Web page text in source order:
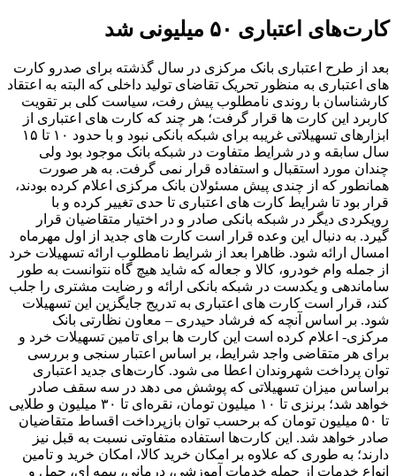
کارت‌های اعتباری ۵۰ میلیونی شد
بعد از طرح اعتباری بانک مرکزی در سال گذشته برای صدرو کارت
های اعتباری به منظور تحریک تقاضای تولید داخلی که البته به اعتقاد
کارشناسان با روندی نامطلوب پیش رفت، سیاست کلی بر تقویت
کاربرد این کارت ها قرار گرفت؛ هر چند که کارت های اعتباری از
ابزارهای تسهیلاتی غریبه برای شبکه بانکی نبود و با حدود ۱۰ تا ۱۵
سال سابقه و در شرایط متفاوت در شبکه بانک موجود بود ولی
چندان مورد استقبال و استفاده قرار نمی گرفت. به هر صورت
همانطور که از چندی پیش مسئولان بانک مرکزی اعلام کرده بودند،
قرار بود تا شرایط کارت های اعتباری تا حدی تغییر کرده و با
رویکردی دیگر در شبکه بانکی صادر و در اختیار متقاضیان قرار
گیرد. به دنبال این وعده قرار است کارت های جدید از اول مهرماه
امسال ارائه شود. ظاهرا بعد از شرایط نامطلوب ارائه تسهیلات خرد
از جمله وام خودرو، کالا و جعاله که شاید هیچ گاه نتوانست به طور
ساماندهی و یکدست در شبکه بانکی ارائه و رضایت مشتری را جلب
کند، قرار است کارت های اعتباری به تدریج جایگزین این تسهیلات
شود. بر اساس آنچه که فرشاد حیدری – معاون نظارتی بانک
مرکزی- اعلام کرده است این کارت ها برای تامین تسهیلات خرد و
برای هر متقاضی واجد شرایط، بر اساس اعتبار سنجی و بررسی
توان پرداخت شهروندان اعطا می شود. کارت‌های جدید اعتباری
براساس میزان تسهیلاتی که پوشش می دهد در سه سقف صادر
خواهد شد؛ برنزی تا ۱۰ میلیون تومان، نقره‌ای تا ۳۰ میلیون و طلایی
تا ۵۰ میلیون تومان که برحسب توان بازپرداخت اقساط متقاضیان
صادر خواهد شد. این کارت‌ها استفاده متفاوتی نسبت به قبل نیز
دارند؛ به طوری که علاوه بر امکان خرید کالا، امکان خرید و تامین
انواع خدمات از جمله خدمات آموزشی، درمانی، بیمه ای، حمل و